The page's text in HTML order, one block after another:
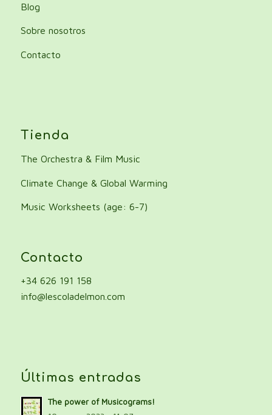
Blog
Sobre nosotros
Contacto
Tienda
The Orchestra & Film Music
Climate Change & Global Warming
Music Worksheets (age: 6-7)
Contacto
+34 626 191 158
info@lescoladelmon.com
Últimas entradas
The power of Musicograms!